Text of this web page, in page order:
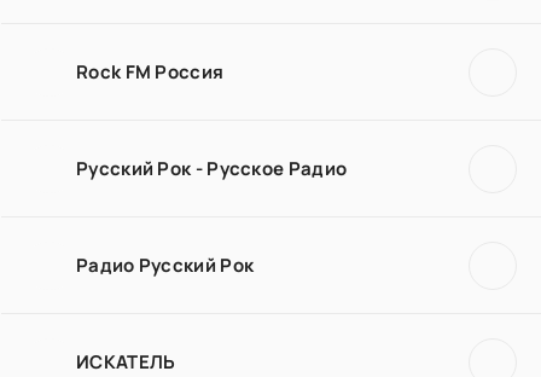
Rock FM Россия
Русский Рок - Русское Радио
Радио Русский Рок
ИСКАТЕЛЬ